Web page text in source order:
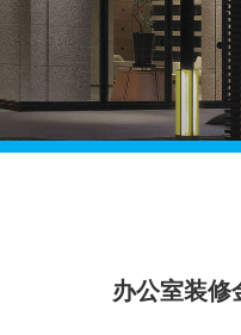
办公室装修